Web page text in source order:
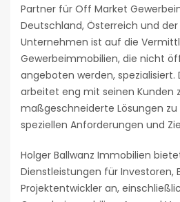
Partner für Off Market
Deutschland, Österreich und der
Unternehmen ist auf die
Gewerbeimmobilien, die nicht
angeboten werden,
arbeitet eng mit seinen Kunden
maßgeschneiderte Lösungen
speziellen Anforderungen und
Holger Ballwanz Immobilien
Dienstleistungen für Investoren,
Projektentwickler an,